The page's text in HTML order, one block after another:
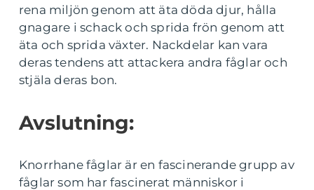
rena miljön genom att äta döda djur, hålla
gnagare i schack och sprida frön genom att
äta och sprida växter. Nackdelar kan vara
deras tendens att attackera andra fåglar och
stjäla deras bon.
Avslutning:
Knorrhane fåglar är en fascinerande grupp av
fåglar som har fascinerat människor i